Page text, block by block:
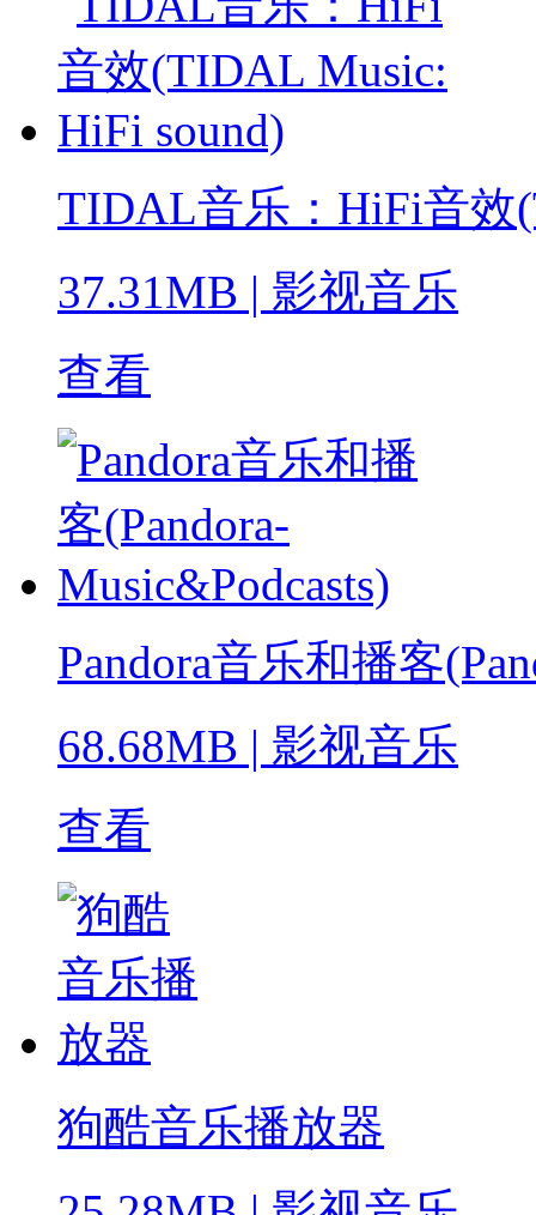
TIDAL音乐：HiFi音效
37.31MB | 影视音乐
查看
Pandora音乐和播客
68.68MB | 影视音乐
查看
狗酷音乐播放器